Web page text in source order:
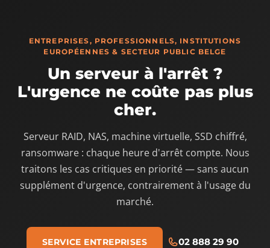
ENTREPRISES, PROFESSIONNELS, INSTITUTIONS
EUROPÉENNES & SECTEUR PUBLIC BELGE
Un serveur à l'arrêt ?
L'urgence ne coûte pas plus
cher.
Serveur RAID, NAS, machine virtuelle, SSD chiffré,
ransomware : chaque heure d'arrêt compte. Nous
traitons les cas critiques en priorité — sans aucun
supplément d'urgence, contrairement à l'usage du
marché.
SERVICE ENTREPRISES 02 888 29 90